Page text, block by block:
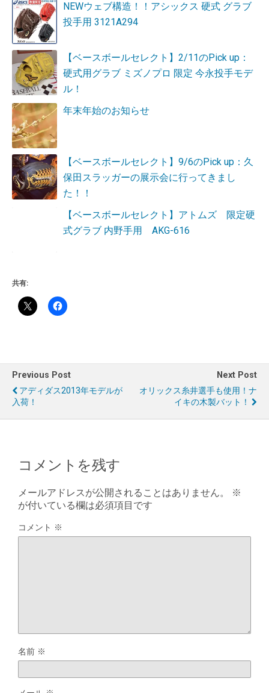
NEWウェブ構造！！アシックス 硬式 グラブ
投手用 3121A294
【ベースボールセレクト】2/11のPick up：
硬式用グラブ ミズノプロ 限定 今永投手モデ
ル！
年末年始のお知らせ
【ベースボールセレクト】9/6のPick up：久
保田スラッガーの展示会に行ってきまし
た！！
【ベースボールセレクト】アトムズ 限定硬
式グラブ 内野手用 AKG-616
共有:
Previous Post
アディダス2013年モデルが
入荷！
Next Post
オリックス糸井選手も使用！ナ
イキの木製バット！
コメントを残す
メールアドレスが公開されることはありません。
※
が付いている欄は必須項目です
コメント ※
名前 ※